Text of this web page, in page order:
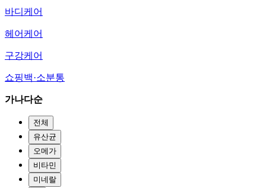
바디케어
헤어케어
구강케어
쇼핑백·소분통
가나다순
전체
유산균
오메가
비타민
미네랄